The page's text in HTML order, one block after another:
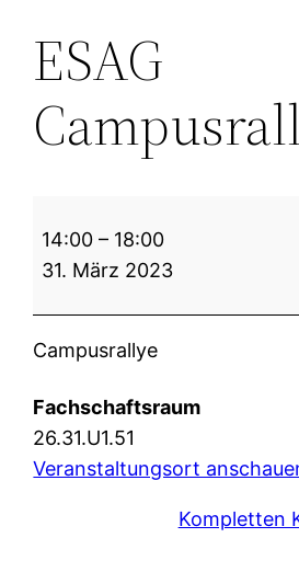
ESAG
Campusrallye
14:00 – 18:00
31. März 2023
Campusrallye
Fachschaftsraum
26.31.U1.51
Veranstaltungsort
Kompletten